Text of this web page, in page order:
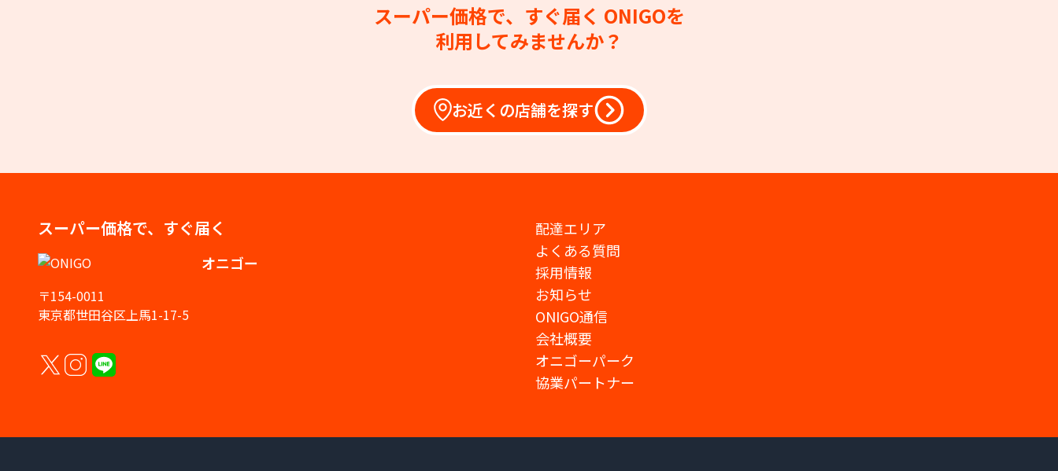
スーパー価格で、すぐ届く ONIGOを
利用してみませんか？
お近くの店舗を探す
スーパー価格で、すぐ届く
オニゴー
〒154-0011
東京都世田谷区上馬1-17-5
配達エリア
よくある質問
採用情報
お知らせ
ONIGO通信
会社概要
オニゴーパーク
協業パートナー